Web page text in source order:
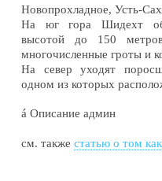
Новопрохладное, Усть-
На юг гора Шидехт
высотой до 150
многочисленные гроты и
На север уходят
одном из которых
áОписание админ
см. такжестатью о том